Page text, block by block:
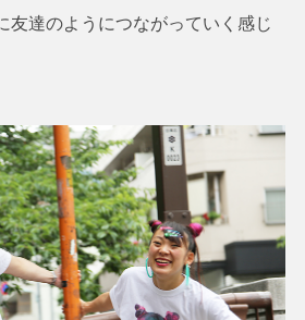
友達のようにつながっていく感じ